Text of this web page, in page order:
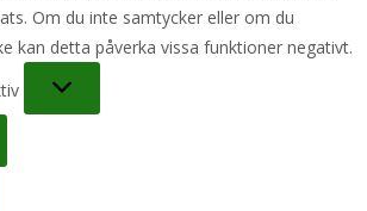
Om du inte samtycker eller om du
kan detta påverka vissa funktioner negativt.